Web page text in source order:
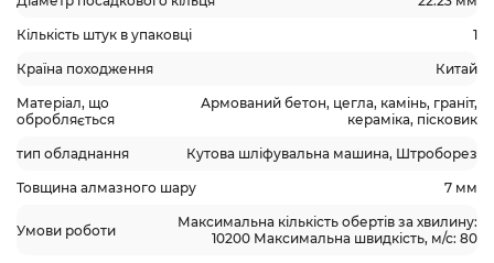
Кількість штук в упаковці 1
Країна походження Китай
Матеріал, що
обробляється
Армований бетон, цегла, камінь, граніт,
кераміка, пісковик
тип обладнання Кутова шліфувальна машина, Штроборез
Товщина алмазного шару 7 мм
Умови роботи
Максимальна кількість обертів за хвилину:
10200 Максимальна швидкість, м/с: 80